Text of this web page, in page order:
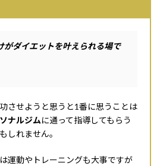
がダイエットを叶えられる場で
させようと思うと1番に思うことは
ナルジムに通って指導してもらう
しれません。
運動やトレーニングも大事ですが